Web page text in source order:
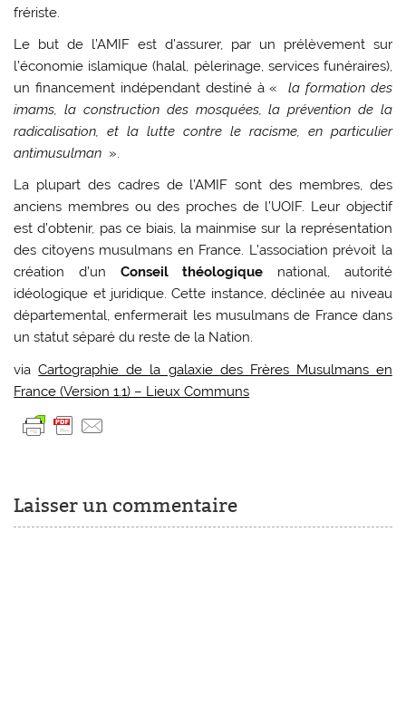
frériste.
Le but de l’AMIF est d’assurer, par un prélèvement sur
l’économie islamique (halal, pèlerinage, services funéraires),
un financement indépendant destiné à «
la formation des
imams,la construction des mosquées, laprévention dela
radicalisation, etla lutte contre le racisme, en particulier
antimusulman ».
La plupart des cadres de l’AMIF sont des membres, des
anciens membres ou des proches de l’UOIF. Leur objectif
est d’obtenir, pas ce biais, la mainmise sur la représentation
des citoyens musulmans en France. L’association prévoit la
création d’un Conseil théologique national, autorité
idéologique et juridique. Cette instance, déclinée au niveau
départemental, enfermerait les musulmans de France dans
un statut séparé du reste de la Nation.
viaCartographie de la galaxie des Frères Musulmans en
France (Version 1.1) – Lieux Communs
Laisser un commentaire